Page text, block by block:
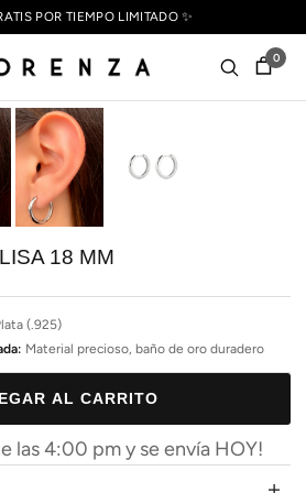
POR TIEMPO LIMITADO ✨
0
18 MM
(.925)
Material precioso, baño de oro duradero
AL CARRITO
las 4:00 pm y se envía HOY!